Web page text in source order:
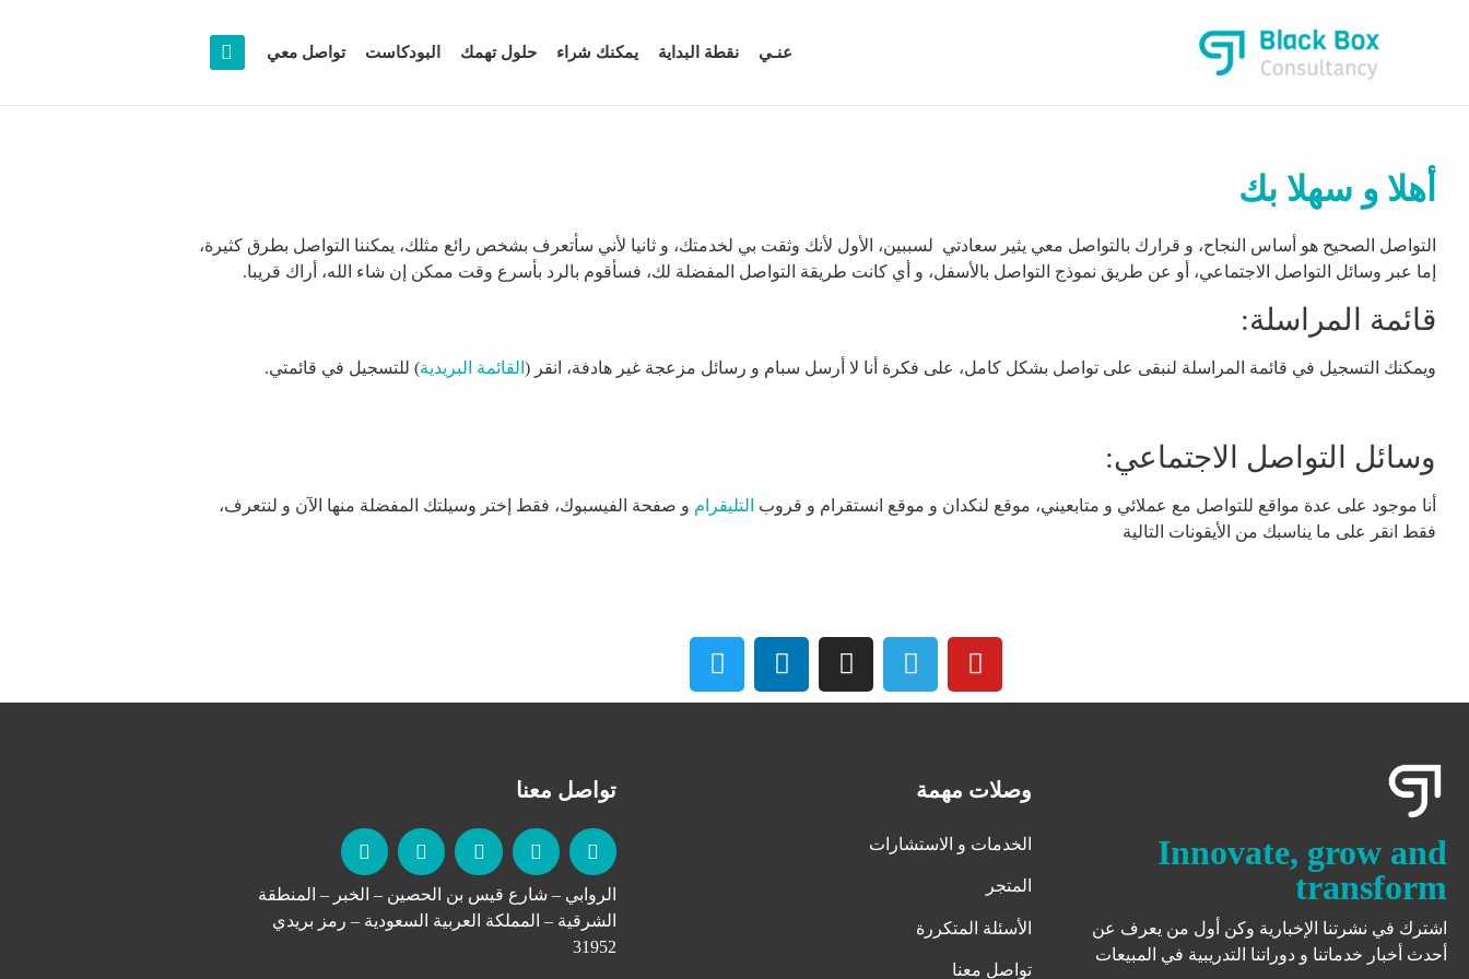
عنـي نقطة البداية يمكنك شراء حلول تهمك البودكاست تواصل معي
أهلا و سهلا بك
التواصل الصحيح هو أساس النجاح، و قرارك بالتواصل معي يثير سعادتي لسببين، الأول لأنك وثقت بي لخدمتك، و ثانيا لأني سأتعرف بشخص رائع مثلك، يمكننا التواصل بطرق كثيرة،
إما عبر وسائل التواصل الاجتماعي، أو عن طريق نموذج التواصل بالأسفل، و أي كانت طريقة التواصل المفضلة لك، فسأقوم بالرد بأسرع وقت ممكن إن شاء الله، أراك قريبا.
قائمة المراسلة:
ويمكنك التسجيل في قائمة المراسلة لنبقى على تواصل بشكل كامل، على فكرة أنا لا أرسل سبام و رسائل مزعجة غير هادفة، انقر ( القائمة البريدية) للتسجيل في قائمتي.
وسائل التواصل الاجتماعي:
أنا موجود على عدة مواقع للتواصل مع عملائي و متابعيني، موقع لنكدان و موقع انستقرام و قروب التليقرام و صفحة الفيسبوك، فقط إختر وسيلتك المفضلة منها الآن و لنتعرف،
فقط انقر على ما يناسبك من الأيقونات التالية
Innovate, grow and
transform
اشترك في نشرتنا الإخبارية وكن أول من يعرف عن
أحدث أخبار خدماتنا و دوراتنا التدريبية في المبيعات
وصلات مهمة
الخدمات و الاستشارات
المتجر
الأسئلة المتكررة
تواصل معنا
تواصل معنا
الروابي – شارع قيس بن الحصين – الخبر – المنطقة
الشرقية – المملكة العربية السعودية – رمز بريدي
31952